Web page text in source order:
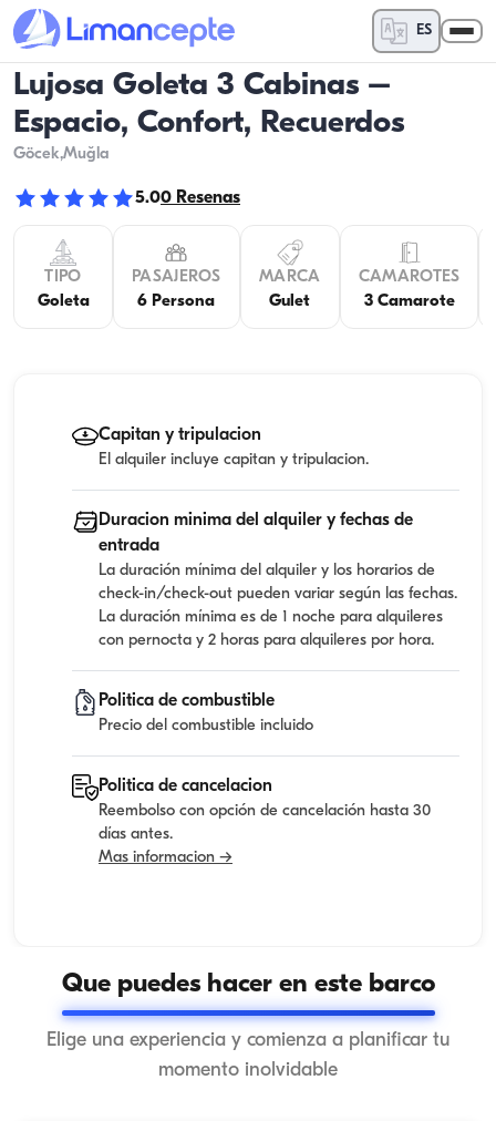
ES
Lujosa Goleta 3 Cabinas –
Espacio, Confort, Recuerdos
Göcek,Muğla
5.00 Resenas
TIPO
Goleta
PASAJEROS
6 Persona
MARCA
Gulet
CAMAROTES
3 Camarote
Capitan y tripulacion
El alquiler incluye capitan y tripulacion.
Duracion minima del alquiler y fechas de
entrada
La duración mínima del alquiler y los horarios de
check-in/check-out pueden variar según las fechas.
La duración mínima es de 1 noche para alquileres
con pernocta y 2 horas para alquileres por hora.
Politica de combustible
Precio del combustible incluido
Politica de cancelacion
Reembolso con opción de cancelación hasta 30
días antes.
Mas informacion →
Que puedes hacer en este barco
Elige una experiencia y comienza a planificar tu
momento inolvidable